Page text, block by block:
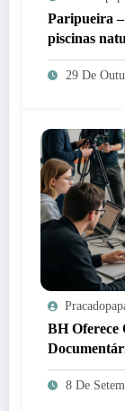
Paripueira –
piscinas
29 De
BH Oferece
8 De